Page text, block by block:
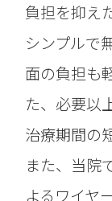
負担を抑え
シンプルで
面の負担も
た、必要以
治療期間の
また、当院
よるワイヤ